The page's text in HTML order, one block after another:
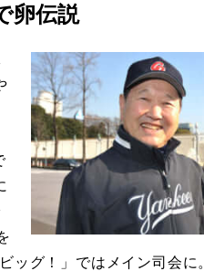
卵伝説
ッグ！」ではメイン司会に